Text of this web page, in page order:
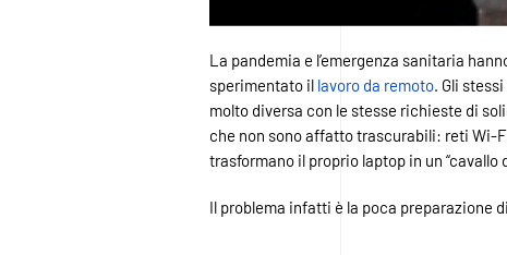
La pandemia e l’emergenza sanitaria
sperimentato il lavoro da remoto . Gli
molto diversa con le stesse richieste di
che non sono affatto trascurabili: reti Wi-
trasformano il proprio laptop in un
Il problema infatti è la poca preparazione